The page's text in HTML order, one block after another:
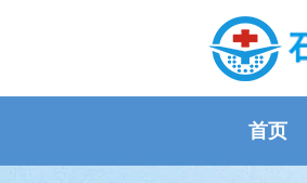
首页